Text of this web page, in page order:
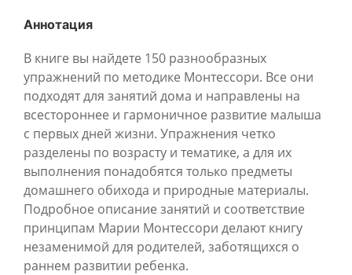
Аннотация
В книге вы найдете 150 разнообразных
упражнений по методике Монтессори. Все они
подходят для занятий дома и направлены на
всестороннее и гармоничное развитие малыша
с первых дней жизни. Упражнения четко
разделены по возрасту и тематике, а для их
выполнения понадобятся только предметы
домашнего обихода и природные материалы.
Подробное описание занятий и соответствие
принципам Марии Монтессори делают книгу
незаменимой для родителей, заботящихся о
раннем развитии ребенка.